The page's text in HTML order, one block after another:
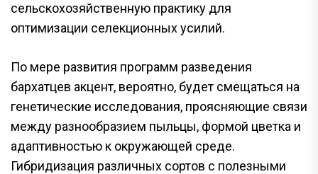
сельскохозяйственную практику для
оптимизации селекционных усилий.
По мере развития программ разведения
бархатцев акцент, вероятно, будет смещаться на
генетические исследования, проясняющие связи
между разнообразием пыльцы, формой цветка и
адаптивностью к окружающей среде.
Гибридизация различных сортов с полезными